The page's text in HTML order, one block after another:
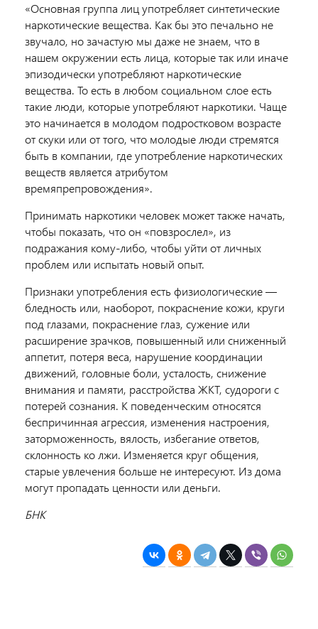
«Основная группа лиц употребляет синтетические
наркотические вещества. Как бы это печально не
звучало, но зачастую мы даже не знаем, что в
нашем окружении есть лица, которые так или иначе
эпизодически употребляют наркотические
вещества. То есть в любом социальном слое есть
такие люди, которые употребляют наркотики. Чаще
это начинается в молодом подростковом возрасте
от скуки или от того, что молодые люди стремятся
быть в компании, где употребление наркотических
веществ является атрибутом
времяпрепровождения».
Принимать наркотики человек может также начать,
чтобы показать, что он «повзрослел», из
подражания кому-либо, чтобы уйти от личных
проблем или испытать новый опыт.
Признаки употребления есть физиологические —
бледность или, наоборот, покраснение кожи, круги
под глазами, покраснение глаз, сужение или
расширение зрачков, повышенный или сниженный
аппетит, потеря веса, нарушение координации
движений, головные боли, усталость, снижение
внимания и памяти, расстройства ЖКТ, судороги с
потерей сознания. К поведенческим относятся
беспричинная агрессия, изменения настроения,
заторможенность, вялость, избегание ответов,
склонность ко лжи. Изменяется круг общения,
старые увлечения больше не интересуют. Из дома
могут пропадать ценности или деньги.
БНК